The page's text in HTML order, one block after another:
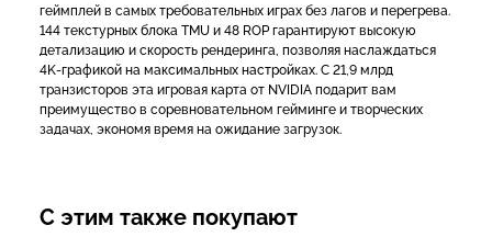
геймплей в самых требовательных играх без лагов и перегрева.
144 текстурных блока TMU и 48 ROP гарантируют высокую
детализацию и скорость рендеринга, позволяя наслаждаться
4K-графикой на максимальных настройках. С 21,9 млрд
транзисторов эта игровая карта от NVIDIA подарит вам
преимущество в соревновательном гейминге и творческих
задачах, экономя время на ожидание загрузок.
С этим также покупают